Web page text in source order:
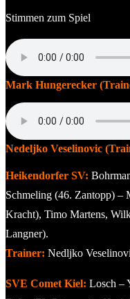
Stimmen zum Spiel
Mark Hungerecker
Nedeljko Veselinovic
Heikendorfer SV:
Schmeling (46. Zantopp) –
Kracht), Timo Martens,
Langner).
Trainer: Nedljko
SVE Comet Kiel: Losch –